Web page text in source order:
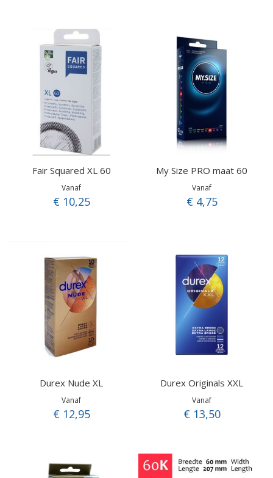
Fair Squared XL 60
Vanaf
€ 10,25
My Size PRO maat 60
Vanaf
€ 4,75
Durex Nude XL
Vanaf
€ 12,95
Durex Originals XXL
Vanaf
€ 13,50